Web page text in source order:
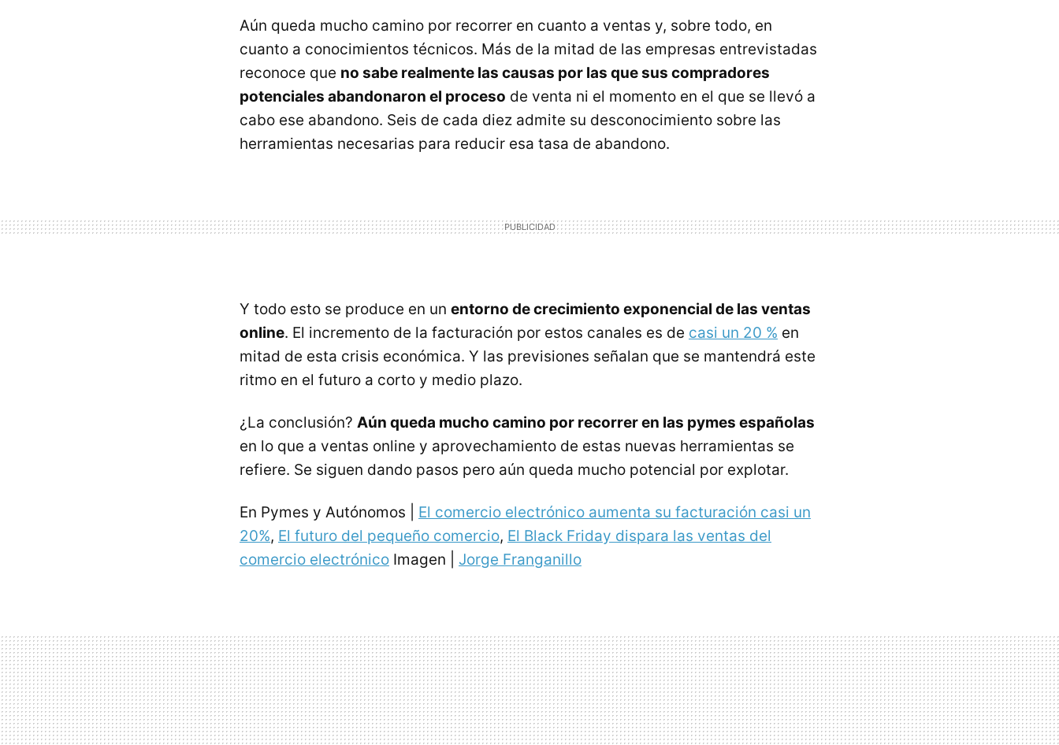
Aún queda mucho camino por recorrer en cuanto a ventas y, sobre todo, en
cuanto a conocimientos técnicos. Más de la mitad de las empresas entrevistadas
reconoce que no sabe realmente las causas por las que sus compradores
potenciales abandonaron el proceso de venta ni el momento en el que se llevó a
cabo ese abandono. Seis de cada diez admite su desconocimiento sobre las
herramientas necesarias para reducir esa tasa de abandono.
Y todo esto se produce en un entorno de crecimiento exponencial de las ventas
online. El incremento de la facturación por estos canales es de casi un 20 % en
mitad de esta crisis económica. Y las previsiones señalan que se mantendrá este
ritmo en el futuro a corto y medio plazo.
¿La conclusión? Aún queda mucho camino por recorrer en las pymes españolas
en lo que a ventas online y aprovechamiento de estas nuevas herramientas se
refiere. Se siguen dando pasos pero aún queda mucho potencial por explotar.
En Pymes y Autónomos | El comercio electrónico aumenta su facturación casi un
20%, El futuro del pequeño comercio, El Black Friday dispara las ventas del
comercio electrónico Imagen | Jorge Franganillo